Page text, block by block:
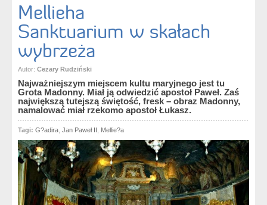
Mellieha. Sanktuarium w skałach wybrzeża
Mellieha
Sanktuarium w skałach
wybrzeża
Autor: Cezary Rudziński
Najważniejszym miejscem kultu maryjnego jest tu
Grota Madonny. Miał ją odwiedzić apostoł Paweł. Zaś
największą tutejszą świętość, fresk – obraz Madonny,
namalować miał rzekomo apostoł Łukasz.
Tagi: G?adira Jan Paweł II Mellie?a